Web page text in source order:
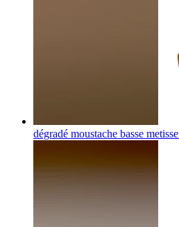
dégradé moustache basse metisse